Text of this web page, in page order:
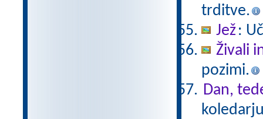
trditve.
Jež:
Živali
pozimi.
Dan,